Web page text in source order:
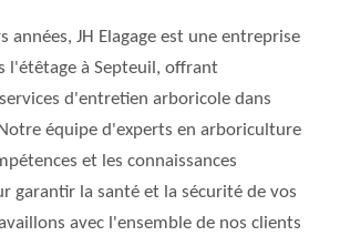
années, JH Elagage est une entreprise
l'étêtage à Septeuil, offrant
d'entretien arboricole dans
équipe d'experts en arboriculture
et les connaissances
garantir la santé et la sécurité de vos
avec l'ensemble de nos clients